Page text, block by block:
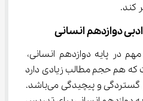
دوازدهم انسانی
مهم در پایه دوازدهم انسانی،
هم حجم مطالب زیادی دارد
و هم از نظر مفاهیم، دارای گستردگی و پیچیدگی می‌باشد.